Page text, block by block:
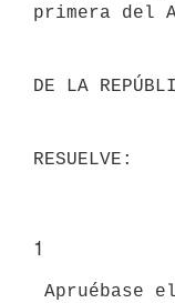
primera del
DE LA
1